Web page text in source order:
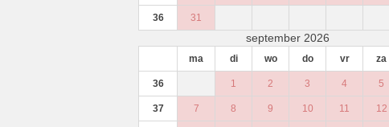
36 31
september 2026
ma di wo do vr za
36 1 2 3 4 5
37 7 8 9 10 11 12